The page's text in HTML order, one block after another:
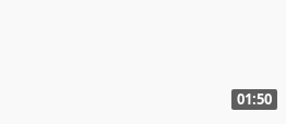
01:50